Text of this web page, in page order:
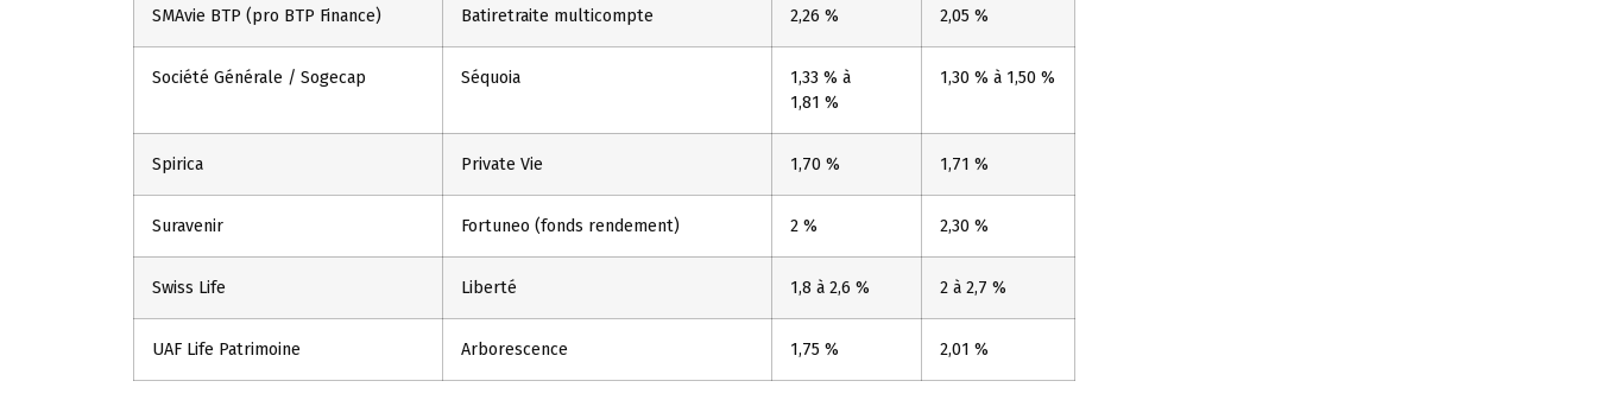
SMAvie BTP (pro BTP Finance) Batiretraite multicompte 2,26 % 2,05 %
Société Générale / Sogecap Séquoia
1,33 % à
1,81 %
1,30 % à 1,50 %
Spirica Private Vie 1,70 % 1,71 %
Suravenir Fortuneo (fonds rendement) 2 % 2,30 %
Swiss Life Liberté 1,8 à 2,6 % 2 à 2,7 %
UAF Life Patrimoine Arborescence 1,75 % 2,01 %